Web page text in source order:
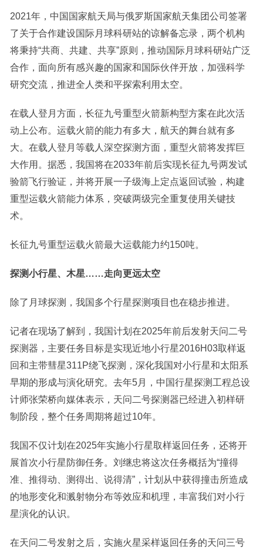
2021年，中国国家航天局与俄罗斯国家航天集团公司签署
了关于合作建设国际月球科研站的谅解备忘录，两个机构
将秉持“共商、共建、共享”原则，推动国际月球科研站广泛
合作，面向所有感兴趣的国家和国际伙伴开放，加强科学
研究交流，推进全人类和平探索利用太空。
在载人登月方面，长征九号重型火箭新构型方案在此次活
动上公布。运载火箭的能力有多大，航天的舞台就有多
大。在载人登月等载人深空探测方面，重型火箭将发挥巨
大作用。据悉，我国将在2033年前后实现长征九号两发试
验箭飞行验证，并将开展一子级海上定点返回试验，构建
重型运载火箭能力体系，突破两级完全重复使用关键技
术。
长征九号重型运载火箭最大运载能力约150吨。
探测小行星、木星……走向更远太空
除了月球探测，我国多个行星探测项目也在稳步推进。
记者在现场了解到，我国计划在2025年前后发射天问二号
探测器，主要任务目标是实现近地小行星2016H03取样返
回和主带彗星311P绕飞探测，深化我国对小行星和太阳系
早期的形成与演化研究。去年5月，中国行星探测工程总设
计师张荣桥向媒体表示，天问二号探测器已经进入初样研
制阶段，整个任务周期将超过10年。
我国不仅计划在2025年实施小行星取样返回任务，还将开
展首次小行星防御任务。刘继忠将这次任务概括为“撞得
准、推得动、测得出、说得清”，计划从中获得撞击所造成
的地形变化和溅射物分布等效应和机理，丰富我们对小行
星演化的认识。
在天问二号发射之后，实施火星采样返回任务的天问三号